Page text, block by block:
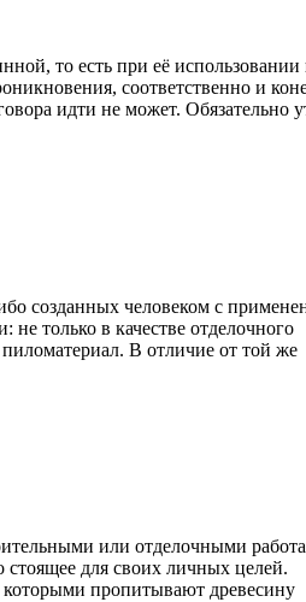
то есть при её
соответственно и
идти не может. Обязательно
созданных человеком с
только в качестве отделочного
В отличие от той же
или отделочными
стоящее для своих личных целей.
которыми пропитывают древесину